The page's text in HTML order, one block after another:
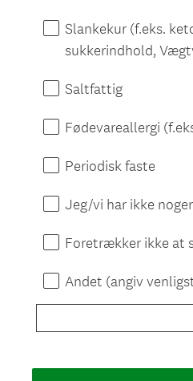
Slankekur (f.eks.
sukkerindhold,
Saltfattig
Fødevareallergi
Periodisk faste
Jeg/vi har ikke
Foretrækker ikke at
Andet (angiv